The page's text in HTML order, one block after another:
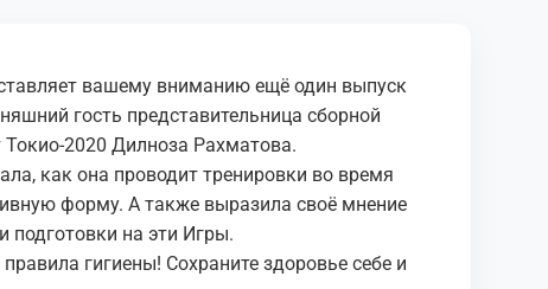
вашему вниманию ещё один выпуск
гость представительница сборной
Токио-2020 Дилноза Рахматова.
как она проводит тренировки во время
форму. А также выразила своё мнение
подготовки на эти Игры.
гигиены! Сохраните здоровье себе и